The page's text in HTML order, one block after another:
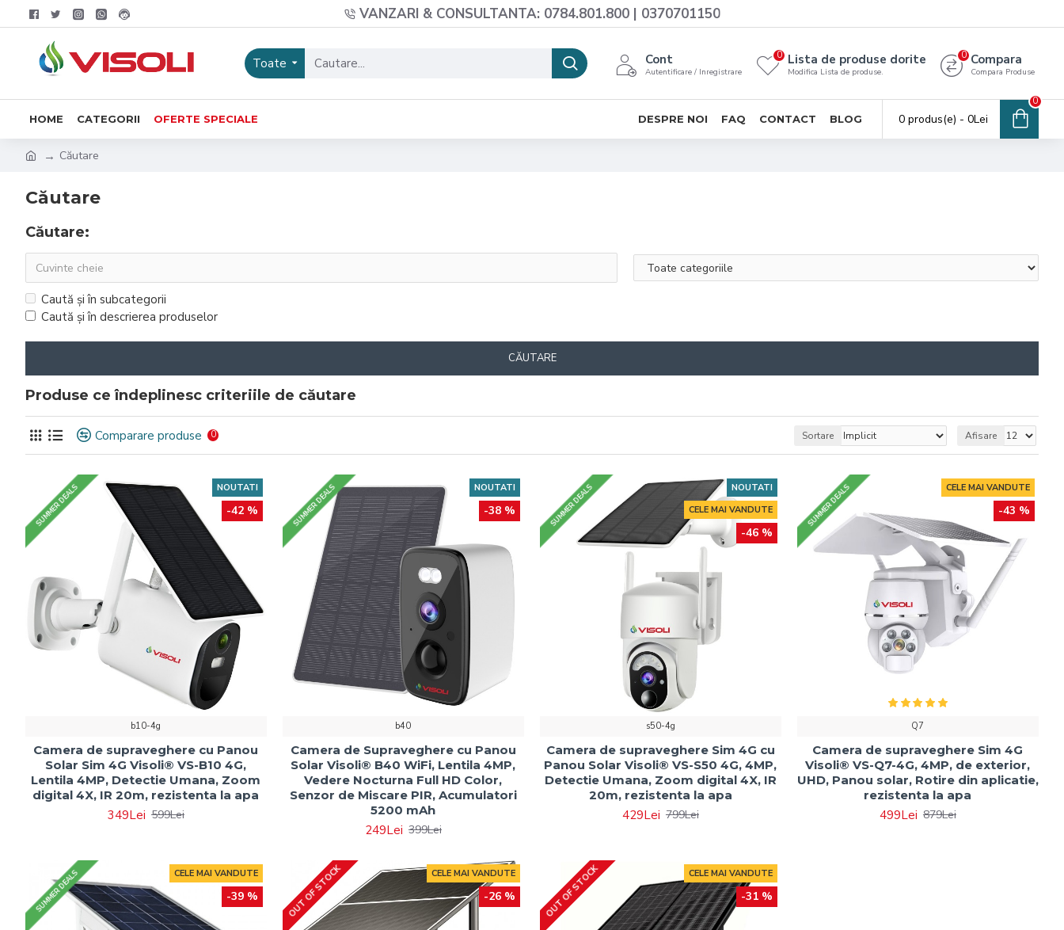
VANZARI & CONSULTANTA: 0784.801.800 | 0370701150
Toate Cont
Autentificare / Inregistrare
Lista de produse dorite
Modifica Lista de produse.
0 Compara
Compara Produse
0
HOME CATEGORII OFERTE SPECIALE DESPRE NOI FAQ CONTACT BLOG 0 produs(e) - 0Lei
0
Căutare
Căutare
Căutare:
Caută și în subcategorii
Caută și în descrierea produselor
CĂUTARE
Produse ce îndeplinesc criteriile de căutare
Comparare produse 0 Sortare Afisare
NOUTATI
SUMMER DEALS -42 %
b10-4g
Camera de supraveghere cu Panou
Solar Sim 4G Visoli® VS-B10 4G,
Lentila 4MP, Detectie Umana, Zoom
digital 4X, IR 20m, rezistenta la apa
349Lei 599Lei
NOUTATI
SUMMER DEALS -38 %
b40
Camera de Supraveghere cu Panou
Solar Visoli® B40 WiFi, Lentila 4MP,
Vedere Nocturna Full HD Color,
Senzor de Miscare PIR, Acumulatori
5200 mAh
249Lei 399Lei
NOUTATI
CELE MAI VANDUTE
SUMMER DEALS
-46 %
s50-4g
Camera de supraveghere Sim 4G cu
Panou Solar Visoli® VS-S50 4G, 4MP,
Detectie Umana, Zoom digital 4X, IR
20m, rezistenta la apa
429Lei 799Lei
CELE MAI VANDUTE
SUMMER DEALS -43 %
Q7
Camera de supraveghere Sim 4G
Visoli® VS-Q7-4G, 4MP, de exterior,
UHD, Panou solar, Rotire din aplicatie,
rezistenta la apa
499Lei 879Lei
CELE MAI VANDUTE
SUMMER DEALS -39 %
CELE MAI VANDUTE
SUMMER DEALS -26 %
OUT OF STOCK CELE MAI VANDUTE
SUMMER DEALS -31 %
OUT OF STOCK